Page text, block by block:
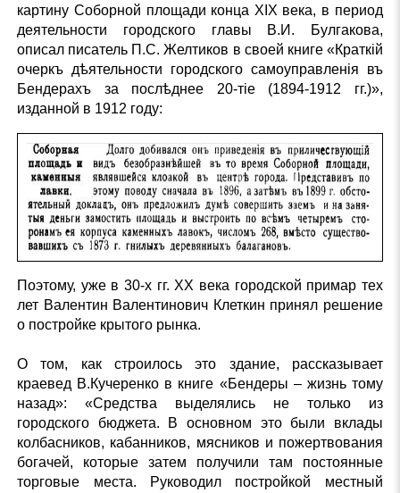
картину Соборной площади конца XIX века, в период
деятельности городского главы В.И. Булгакова,
описал писатель П.С. Желтиков в своей книге «Краткiй
очеркъ дѣятельности городского самоуправленiя въ
Бендерахъ за послѣднее 20-тiе (1894-1912 гг.)»,
изданной в 1912 году:
Поэтому, уже в 30-х гг. XX века городской примар тех
лет Валентин Валентинович Клеткин принял решение
о постройке крытого рынка.
О том, как строилось это здание, рассказывает
краевед В.Кучеренко в книге «Бендеры – жизнь тому
назад»: «Средства выделялись не только из
городского бюджета. В основном это были вклады
колбасников, кабанников, мясников и пожертвования
богачей, которые затем получили там постоянные
торговые места. Руководил постройкой местный